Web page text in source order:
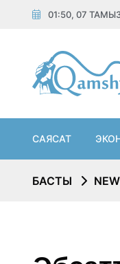
01:50, 07
САЯСАТ
БАСТЫ